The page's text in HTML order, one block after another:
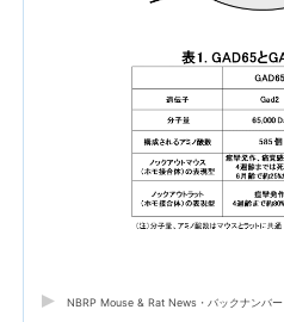
NBRP Mouse & Rat News・バックナンバー